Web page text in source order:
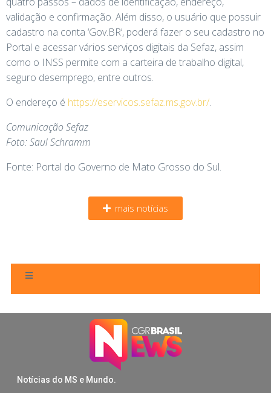
validação e confirmação. Além disso, o usuário que possuir
cadastro na conta ‘Gov.BR’, poderá fazer o seu cadastro no
Portal e acessar vários serviços digitais da Sefaz, assim
como o INSS permite com a carteira de trabalho digital,
seguro desemprego, entre outros.
O endereço é https://eservicos.sefaz.ms.gov.br/.
Comunicação Sefaz
Foto: Saul Schramm
Fonte: Portal do Governo de Mato Grosso do Sul.
mais notícias
Notícias do MS e Mundo.